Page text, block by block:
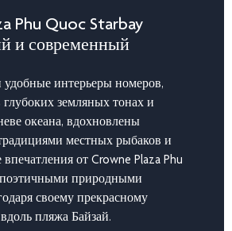
Phu Quoc Starbay
и современный
интерьеры номеров,
земляных тонах и
океана, вдохновлены
местных рыбаков и
впечатления от Crowne Plaza Phu
природными
своему прекрасному
пляжа Байзай.